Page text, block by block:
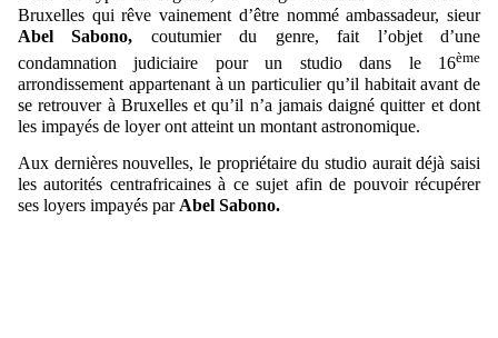
Bruxelles qui rêve vainement d’être nommé ambassadeur, sieur
Abel Sabono, coutumier du genre, fait l’objet d’une
condamnation judiciaire pour un studio dans le 16ème
arrondissement appartenant à un particulier qu’il habitait avant de
se retrouver à Bruxelles et qu’il n’a jamais daigné quitter et dont
les impayés de loyer ont atteint un montant astronomique.
Aux dernières nouvelles, le propriétaire du studio aurait déjà saisi
les autorités centrafricaines à ce sujet afin de pouvoir récupérer
ses loyers impayés par Abel Sabono.